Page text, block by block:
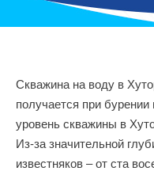
Скважина на воду в
получается при бурении
уровень скважины в
Из-за значительной
известняков – от ста